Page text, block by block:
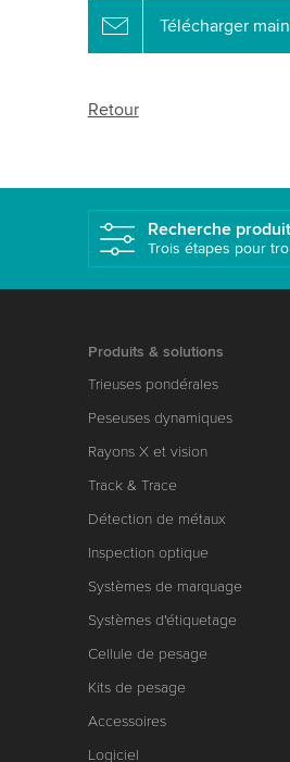
Télécharger
Retour
Recherche
Trois étapes pour
Produits & solutions
Trieuses pondérales
Peseuses dynamiques
Rayons X et vision
Track & Trace
Détection de métaux
Inspection optique
Systèmes de marquage
Systèmes d'étiquetage
Cellule de pesage
Kits de pesage
Accessoires
Logiciel